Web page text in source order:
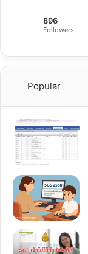
896
Followers
Popular